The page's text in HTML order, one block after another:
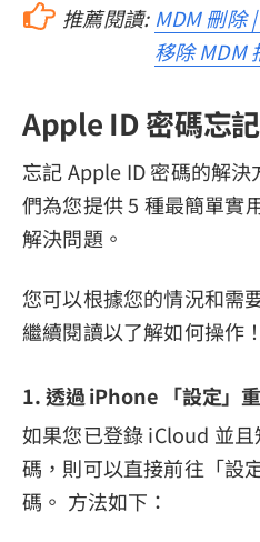
推薦閱讀: MDM 刪除
移除 MDM
Apple ID 密碼忘
忘記 Apple ID 密碼的解
們為您提供 5 種最簡單實
解決問題。
您可以根據您的情況和需
繼續閱讀以了解如何操作！
1. 透過 iPhone 「設定」
如果您已登錄 iCloud 並
碼，則可以直接前往「設
碼。 方法如下：